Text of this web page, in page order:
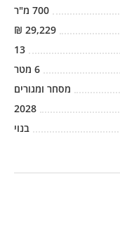
700 מ"ר
29,229
₪
13
6 מטר
מסחר ומגורים
2028
בנוי